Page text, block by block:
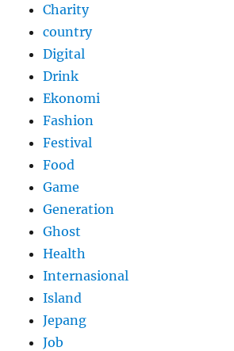
Charity
country
Digital
Drink
Ekonomi
Fashion
Festival
Food
Game
Generation
Ghost
Health
Internasional
Island
Jepang
Job